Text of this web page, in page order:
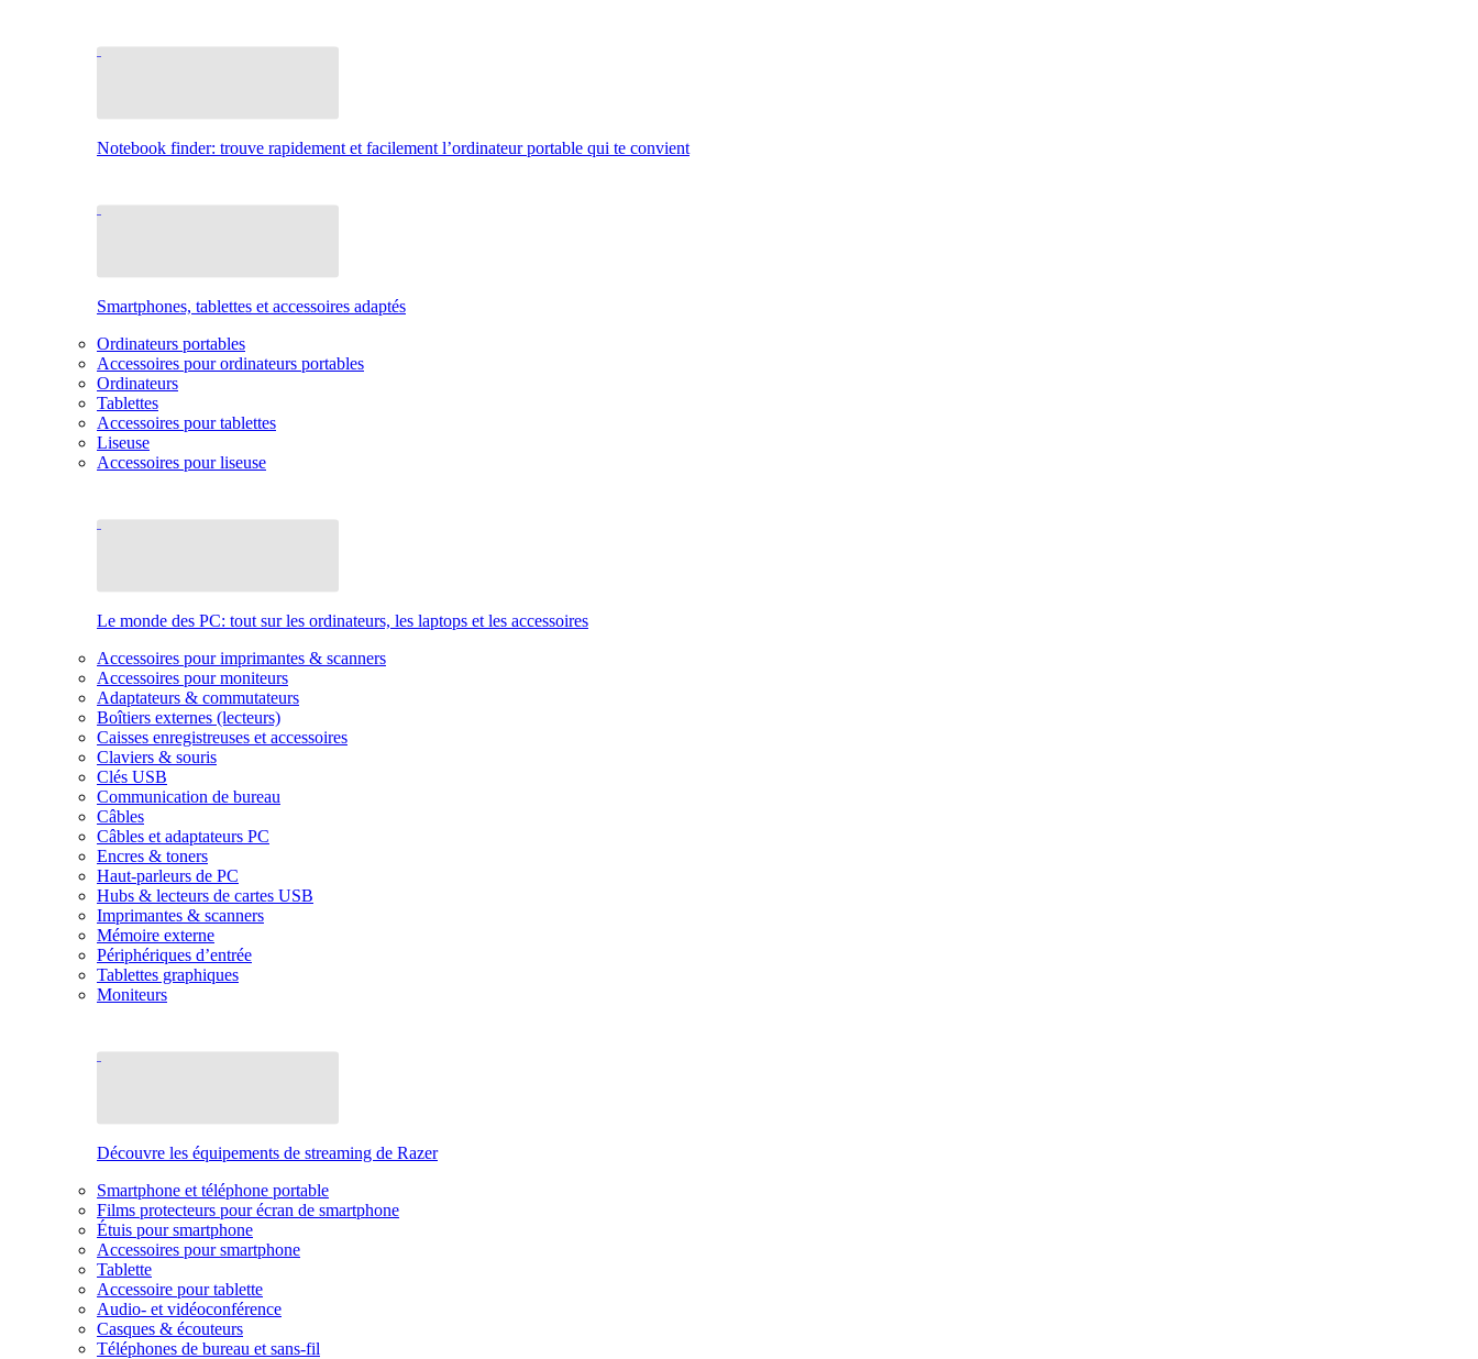
Notebook finder: trouve rapidement et facilement l’ordinateur portable qui te convient
Smartphones, tablettes et accessoires adaptés
Ordinateurs portables
Accessoires pour ordinateurs portables
Ordinateurs
Tablettes
Accessoires pour tablettes
Liseuse
Accessoires pour liseuse
Le monde des PC: tout sur les ordinateurs, les laptops et les accessoires
Accessoires pour imprimantes & scanners
Accessoires pour moniteurs
Adaptateurs & commutateurs
Boîtiers externes (lecteurs)
Caisses enregistreuses et accessoires
Claviers & souris
Clés USB
Communication de bureau
Câbles
Câbles et adaptateurs PC
Encres & toners
Haut-parleurs de PC
Hubs & lecteurs de cartes USB
Imprimantes & scanners
Mémoire externe
Périphériques d’entrée
Tablettes graphiques
Moniteurs
Découvre les équipements de streaming de Razer
Smartphone et téléphone portable
Films protecteurs pour écran de smartphone
Étuis pour smartphone
Accessoires pour smartphone
Tablette
Accessoire pour tablette
Audio- et vidéoconférence
Casques & écouteurs
Téléphones de bureau et sans-fil